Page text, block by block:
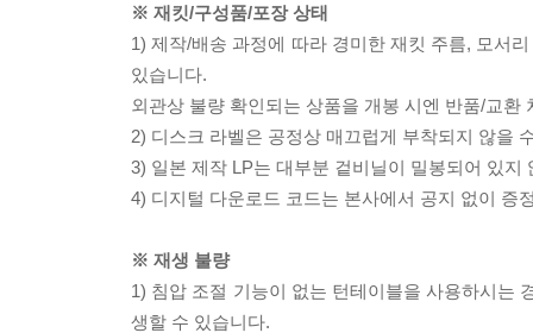
※ 재킷/구성품/포장 상태
1) 제작/배송 과정에 따라 경미한 재킷 주름, 모서
있습니다.
외관상 불량 확인되는 상품을 개봉 시엔 반품/교환
2) 디스크 라벨은 공정상 매끄럽게 부착되지 않을
3) 일본 제작 LP는 대부분 겉비닐이 밀봉되어 있지
4) 디지털 다운로드 코드는 본사에서 공지 없이 증
※ 재생 불량
1) 침압 조절 기능이 없는 턴테이블을 사용하시는
생할 수 있습니다.